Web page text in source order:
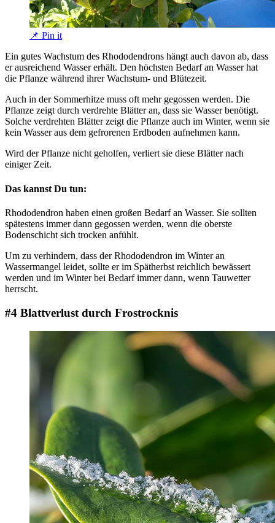
📌 Pin it
Ein gutes Wachstum des Rhododendrons hängt auch davon ab, dass
er ausreichend Wasser erhält. Den höchsten Bedarf an Wasser hat
die Pflanze während ihrer Wachstum- und Blütezeit.
Auch in der Sommerhitze muss oft mehr gegossen werden. Die
Pflanze zeigt durch verdrehte Blätter an, dass sie Wasser benötigt.
Solche verdrehten Blätter zeigt die Pflanze auch im Winter, wenn sie
kein Wasser aus dem gefrorenen Erdboden aufnehmen kann.
Wird der Pflanze nicht geholfen, verliert sie diese Blätter nach
einiger Zeit.
Das kannst Du tun:
Rhododendron haben einen großen Bedarf an Wasser. Sie sollten
spätestens immer dann gegossen werden, wenn die oberste
Bodenschicht sich trocken anfühlt.
Um zu verhindern, dass der Rhododendron im Winter an
Wassermangel leidet, sollte er im Spätherbst reichlich bewässert
werden und im Winter bei Bedarf immer dann, wenn Tauwetter
herrscht.
#4 Blattverlust durch Frostrocknis